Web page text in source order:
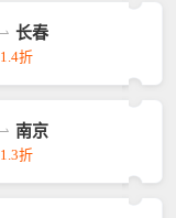
长春
1.4折
南京
1.3折